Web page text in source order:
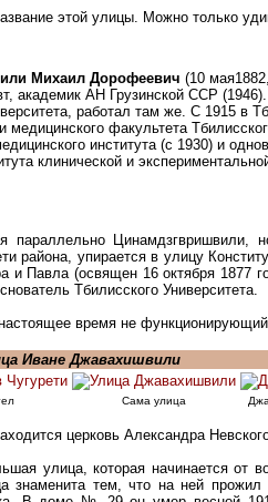
этой улицы. Можно только
Михаил Дорофеевич (10
академик АН Грузинской ССР
работал там же. С 1915 в
факультета
института (с 1930) и
клинической и
параллельно Цинамдзгвришвили,
района, упирается в улицу
и Павла (освящен 16 октября 1877
Тбилисского Университета.
время не функционирующий.
Иване Джавахишвили
Сама улица
церковь Александра
улица, которая начинается от
знаменита тем, что на ней